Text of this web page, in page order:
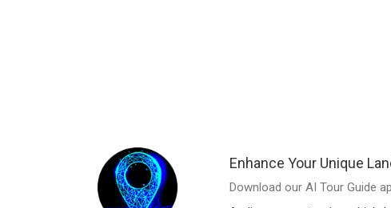
Enhance Your Unique
Download our AI Tour Guide